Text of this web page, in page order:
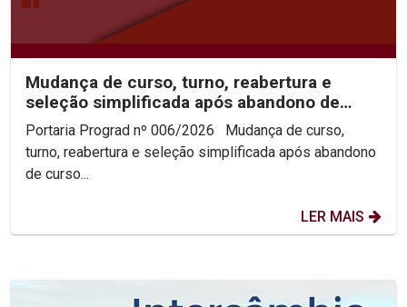
Mudança de curso, turno, reabertura e
seleção simplificada após abandono de
curso 2026.2
Portaria Prograd nº 006/2026 Mudança de curso,
turno, reabertura e seleção simplificada após abandono
de curso...
LER MAIS